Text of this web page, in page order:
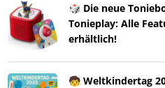
🎲 Die neue
Tonieplay: Alle
erhältlich!
🧒 Weltkindertag